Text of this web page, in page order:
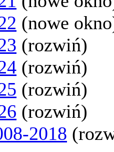
(nowe
(rozwiń)
(rozwiń)
(rozwiń)
(rozwiń)
2018